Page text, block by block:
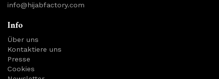
info@hijabfactory.com
Info
Über uns
Kontaktiere uns
Presse
Cookies